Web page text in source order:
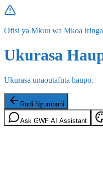
Ofisi ya Mkuu wa Mkoa Iringa
Ukurasa
Ukurasa unaoutafuta haupo.
Rudi Nyumbani
Ask GWF AI Assistant